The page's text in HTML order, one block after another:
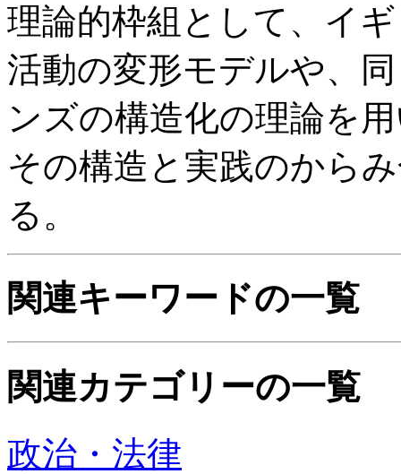
理論的枠組として、イ
活動の変形モデルや、
ンズの構造化の理論を
その構造と実践のから
る。
関連キーワードの一覧
関連カテゴリーの一覧
政治・法律